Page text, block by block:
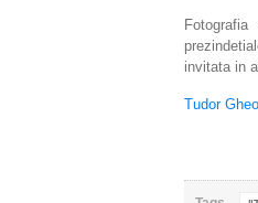
invitata in
Tudor